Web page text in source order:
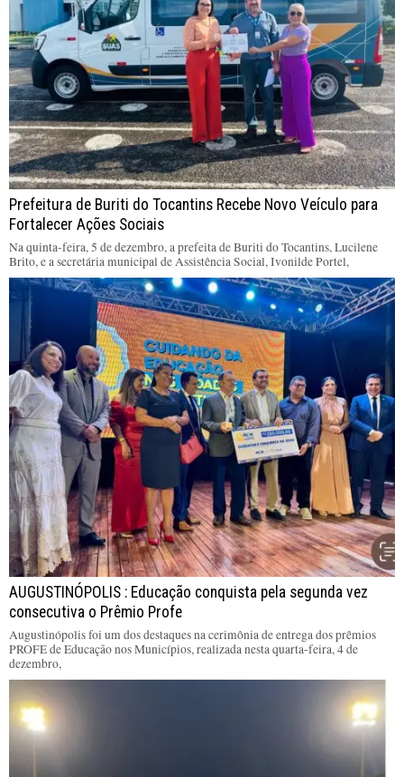
Prefeitura de Buriti do Tocantins Recebe Novo Veículo para
Fortalecer Ações Sociais
Na quinta-feira, 5 de dezembro, a prefeita de Buriti do Tocantins, Lucilene
Brito, e a secretária municipal de Assistência Social, Ivonilde Portel,
AUGUSTINÓPOLIS : Educação conquista pela segunda vez
consecutiva o Prêmio Profe
Augustinópolis foi um dos destaques na cerimônia de entrega dos prêmios
PROFE de Educação nos Municípios, realizada nesta quarta-feira, 4 de
dezembro,